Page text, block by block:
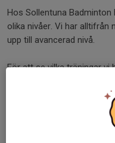
Hos Sollentuna
olika nivåer. Vi har alltifrån
upp till avancerad nivå.
För att se vilka träningar vi
Vad kostar det att
Sollentuna Badminton är
ut en medlemsavgift varje